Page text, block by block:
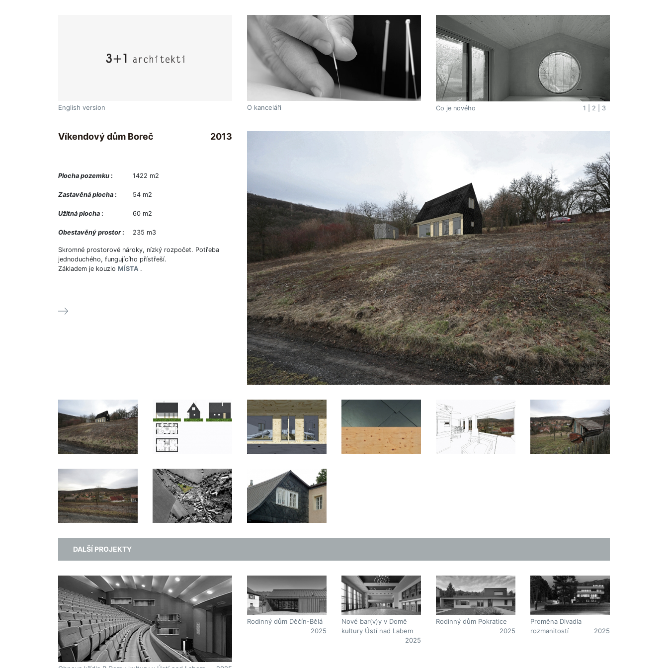
English version O kanceláři 1 2 3
Co je nového
2013
Víkendový dům Boreč
Plocha pozemku : 1422 m2
Zastavěná plocha : 54 m2
Užitná plocha : 60 m2
Obestavěný prostor: 235 m3
Skromné prostorové nároky, nízký rozpočet. Potřeba
jednoduchého, fungujícího přístřeší.
Základem je kouzlo MÍSTA .
DALŠÍ PROJEKTY
Rodinný dům Děčín-Bělá
2025
Nové bar(v)y v Domě
kultury Ústí nad Labem
2025
Rodinný dům Pokratice
2025
Proměna Divadla
rozmanitostí
2025